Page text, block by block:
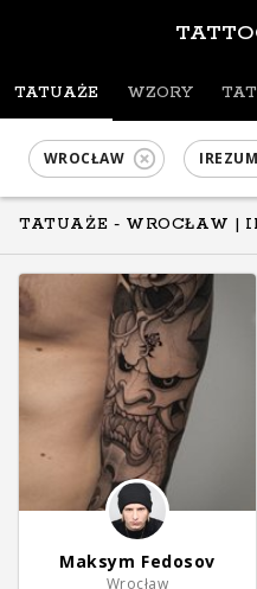
TATUAŻE WZORY
WROCŁAW
TATUAŻE - WROCŁAW |
Maksym Fedosov
Wrocław